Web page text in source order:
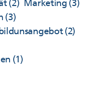
(2) Marketing (3)
(3)
(2)
(1)